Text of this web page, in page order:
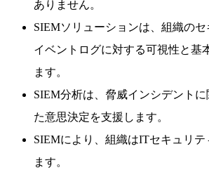
ありません。
SIEMソリューションは、組織の
イベントログに対する可視性と基
ます。
SIEM分析は、脅威インシデント
た意思決定を支援します。
SIEMにより、組織はITセキュリテ
ます。